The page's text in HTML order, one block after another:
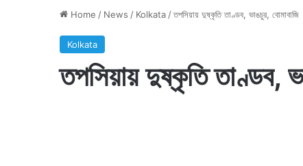
Home / News / Kolkata /তপসিয়ায় দুষ্কৃতি তাণ্ডব, ভাঙচুর, বোমাবাজি
Kolkata
তপসিয়ায় দুষ্কৃতি তাণ্ডব,